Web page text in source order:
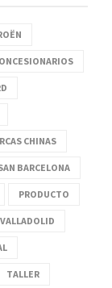
CHINAS
BARCELONA
PRODUCTO
TALLER